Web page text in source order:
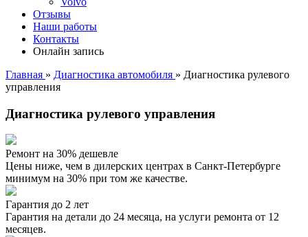
Отзывы
Наши работы
Контакты
Онлайн запись
Главная » Диагностика автомобиля » Диагностика рулевого
управления
Диагностика рулевого управления
Ремонт на 30% дешевле
Цены ниже, чем в дилерских центрах в Санкт-Петербурге
минимум на 30% при том же качестве.
Гарантия до 2 лет
Гарантия на детали до 24 месяца, на услуги ремонта от 12
месяцев.